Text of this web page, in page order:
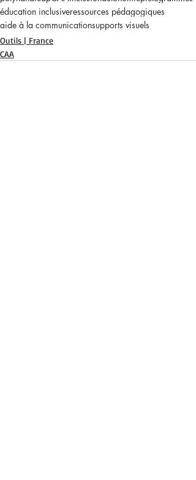
éducation inclusiveressources pédagogiques
aide à la communicationsupports visuels
Outils | France
CAA